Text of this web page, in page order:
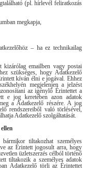
(pl. hírlevél feliratkozás
megkapja,
– ha ez technikailag
kizárólag emailben vagy postai
szükséges, hogy Adatkezelő
kíván élni e jogával. Ehhez
megjelenjen a jelzést
az igénylő Érintettet a
e jog keretében azon adatok
a Adatkezelő részére. A jog
rendszereiből való törlésével,
Adatkezelő szolgáltatását.
tiltakozhat személyes
az Érintett jogosult arra, hogy
üzletszerzés célból történő
tiltakozik a személyes adatok
Adatkezelő törli az Érintettet